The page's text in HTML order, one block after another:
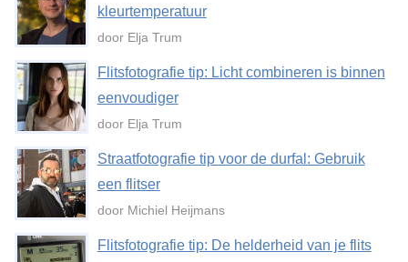
kleurtemperatuur
door Elja Trum
Flitsfotografie tip: Licht combineren is binnen
eenvoudiger
door Elja Trum
Straatfotografie tip voor de durfal: Gebruik
een flitser
door Michiel Heijmans
Flitsfotografie tip: De helderheid van je flits